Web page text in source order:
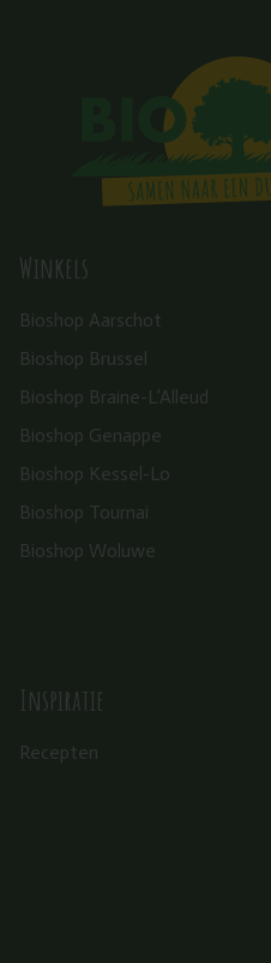
Winkels
Bioshop Aarschot
Bioshop Brussel
Bioshop Braine-L’Alleud
Bioshop Genappe
Bioshop Kessel-Lo
Bioshop Tournai
Bioshop Woluwe
Inspiratie
Recepten